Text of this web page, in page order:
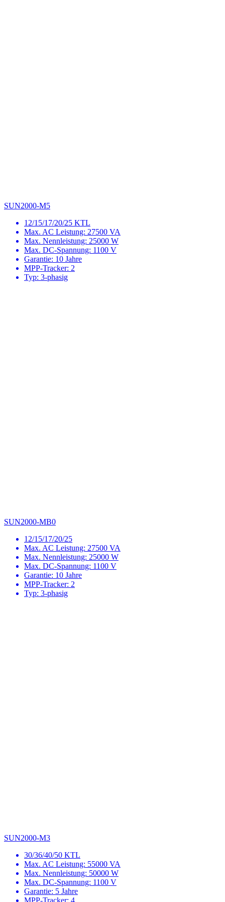
SUN2000-M5
12/15/17/20/25 KTL
Max. AC Leistung: 27500 VA
Max. Nennleistung: 25000 W
Max. DC-Spannung: 1100 V
Garantie: 10 Jahre
MPP-Tracker: 2
Typ: 3-phasig
SUN2000-MB0
12/15/17/20/25
Max. AC Leistung: 27500 VA
Max. Nennleistung: 25000 W
Max. DC-Spannung: 1100 V
Garantie: 10 Jahre
MPP-Tracker: 2
Typ: 3-phasig
SUN2000-M3
30/36/40/50 KTL
Max. AC Leistung: 55000 VA
Max. Nennleistung: 50000 W
Max. DC-Spannung: 1100 V
Garantie: 5 Jahre
MPP-Tracker: 4